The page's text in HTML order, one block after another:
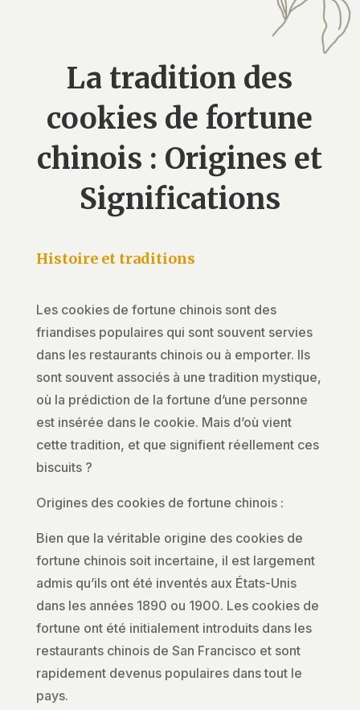
La tradition des
cookies de fortune
chinois : Origines et
Significations
Histoire et traditions
Les cookies de fortune chinois sont des
friandises populaires qui sont souvent servies
dans les restaurants chinois ou à emporter. Ils
sont souvent associés à une tradition mystique,
où la prédiction de la fortune d’une personne
est insérée dans le cookie. Mais d’où vient
cette tradition, et que signifient réellement ces
biscuits ?
Origines des cookies de fortune chinois :
Bien que la véritable origine des cookies de
fortune chinois soit incertaine, il est largement
admis qu’ils ont été inventés aux États-Unis
dans les années 1890 ou 1900. Les cookies de
fortune ont été initialement introduits dans les
restaurants chinois de San Francisco et sont
rapidement devenus populaires dans tout le
pays.